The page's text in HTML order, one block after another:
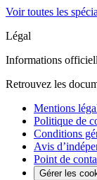
Voir toutes les
Légal
Informations
Retrouvez les
Mentions
Politique de
Conditions
Avis
Point de
Gérer les